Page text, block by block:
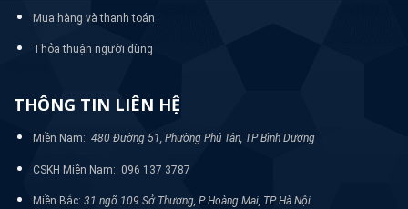
Mua hàng và thanh toán
Thỏa thuận người dùng
THÔNG TIN LIÊN HỆ
Miền Nam: 480 Đường 51, Phường Phú Tân, TP Bình Dương
CSKH Miền Nam: 096 137 3787
Miền Bắc: 31 ngõ 109 Sở Thượng, P Hoàng Mai, TP Hà Nội